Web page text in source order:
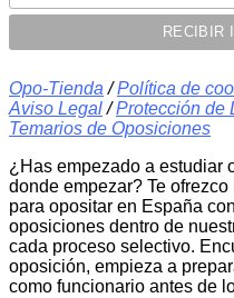
Opo-Tienda /Política de
Aviso Legal/Protección de
Temarios de Oposiciones
¿Has empezado a estudiar
donde empezar? Te
para opositar en España
oposiciones dentro de
cada proceso selectivo.
oposición, empieza a
como funcionario antes de